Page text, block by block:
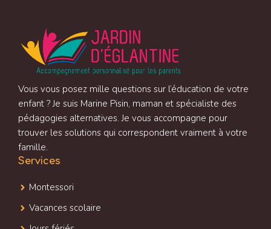
Vous vous posez mille questions sur l’éducation de votre
enfant ? Je suis Marine Pisin, maman et spécialiste des
pédagogies alternatives. Je vous accompagne pour
trouver les solutions qui correspondent vraiment à votre
famille.
Services
Montessori
Vacances scolaire